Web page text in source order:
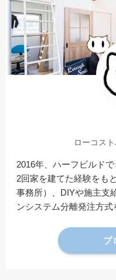
ローコス
2016年、ハーフビルド
2回家を建てた経験をも
事務所）、DIYや施主支
ンシステム分離発注方式
プ